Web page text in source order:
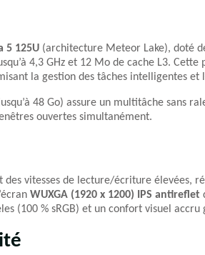
5 125U (architecture Meteor Lake), doté
4,3 GHz et 12 Mo de cache L3.
la gestion des tâches intelligentes
48 Go) assure un multitâche sans
ouvertes simultanément.
des vitesses de lecture/écriture élevées,
WUXGA (1920 x 1200) IPS antireflet
(100 % sRGB) et un confort visuel